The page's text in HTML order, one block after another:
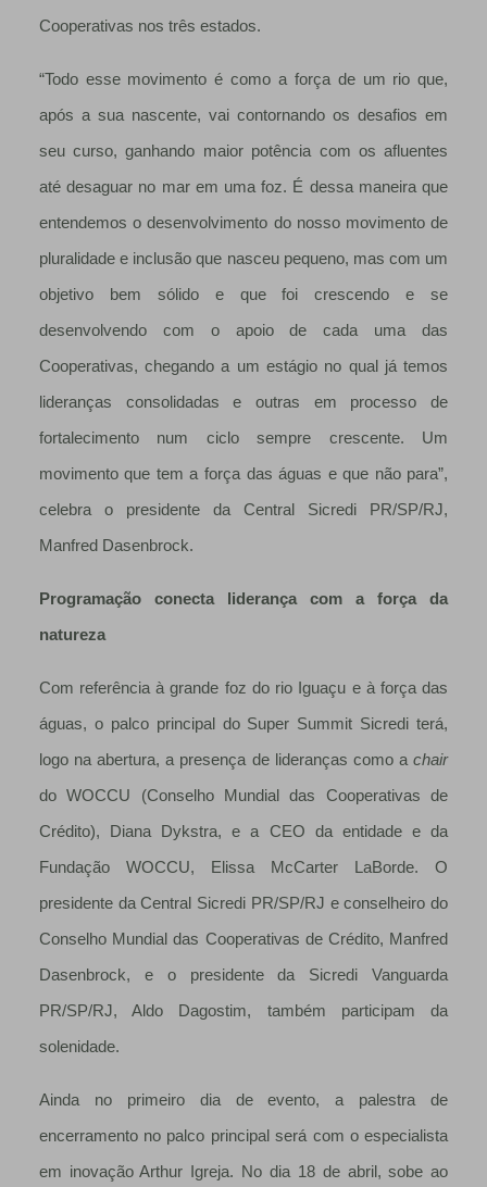
Cooperativas nos três estados.
“Todo esse movimento é como a força de um rio que,
após a sua nascente, vai contornando os desafios em
seu curso, ganhando maior potência com os afluentes
até desaguar no mar em uma foz. É dessa maneira que
entendemos o desenvolvimento do nosso movimento de
pluralidade e inclusão que nasceu pequeno, mas com um
objetivo bem sólido e que foi crescendo e se
desenvolvendo com o apoio de cada uma das
Cooperativas, chegando a um estágio no qual já temos
lideranças consolidadas e outras em processo de
fortalecimento num ciclo sempre crescente. Um
movimento que tem a força das águas e que não para”,
celebra o presidente da Central Sicredi PR/SP/RJ,
Manfred Dasenbrock.
Programação conecta liderança com a força da
natureza
Com referência à grande foz do rio Iguaçu e à força das
águas, o palco principal do Super Summit Sicredi terá,
logo na abertura, a presença de lideranças como achair
do WOCCU (Conselho Mundial das Cooperativas de
Crédito), Diana Dykstra, e a CEO da entidade e da
Fundação WOCCU, Elissa McCarter LaBorde. O
presidente da Central Sicredi PR/SP/RJ e conselheiro do
Conselho Mundial das Cooperativas de Crédito, Manfred
Dasenbrock, e o presidente da Sicredi Vanguarda
PR/SP/RJ, Aldo Dagostim, também participam da
solenidade.
Ainda no primeiro dia de evento, a palestra de
encerramento no palco principal será com o especialista
em inovação Arthur Igreja. No dia 18 de abril, sobe ao